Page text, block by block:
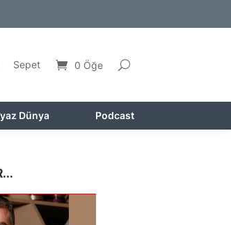
Sepet 0 Öğe
Dünya Podcast